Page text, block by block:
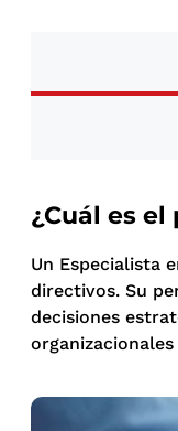
¿Cuál es
Un Especialista
directivos. Su
decisiones